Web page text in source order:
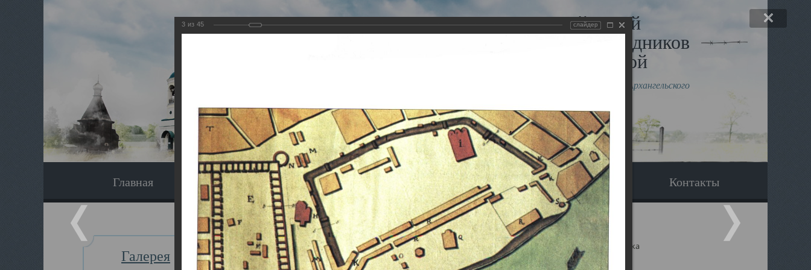
Виртуальный музей
Новомучеников и исповедников
Земли Архангельской
Сайт создан по благословлению митрополита Архангельского
Главная Экскурсия Наследники Галерея Вопрос-ответ Контакты
Галерея
Главная Галерея Храмы-мученики Архангельска Свято-Троицкий собор Архангельска
3 из 45 слайдер